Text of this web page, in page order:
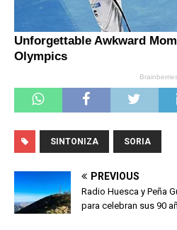
SINTONIZA SORIA
PREVIOUS
Radio Huesca y Peña
para celebran sus 90